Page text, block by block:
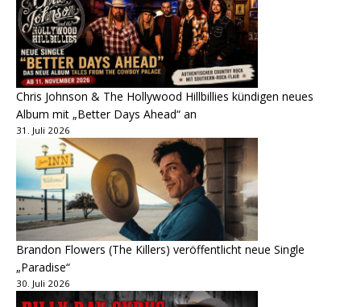
Chris Johnson & The Hollywood Hillbillies kündigen neues
Album mit „Better Days Ahead“ an
31. Juli 2026
Brandon Flowers (The Killers) veröffentlicht neue Single
„Paradise“
30. Juli 2026